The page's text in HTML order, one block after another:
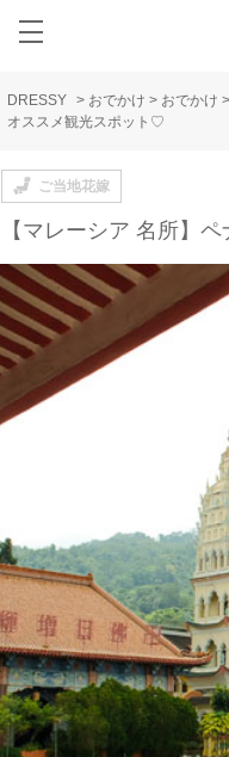
DRESSY > おでかけ > おでかけ >
オススメ観光スポット♡
ご当地花嫁
【マレーシア 名所】